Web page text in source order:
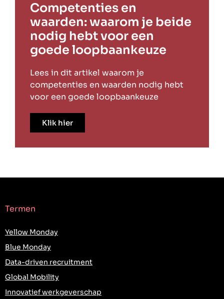
Competenties en
waarden: waarom je beide
nodig hebt voor een
goede loopbaankeuze
Lees in dit artikel waarom je
competenties en waarden nodig hebt
voor een goede loopbaankeuze
Klik hier
Termen
Yellow Monday
Blue Monday
Data-driven recruitment
Global Mobility
Innovatief werkgeverschap